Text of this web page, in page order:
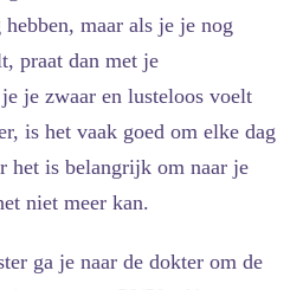
maar als je je nog
praat dan met je
je zwaar en lusteloos voelt
is het vaak goed om elke dag
het is belangrijk om naar je
niet meer kan.
ga je naar de dokter om de